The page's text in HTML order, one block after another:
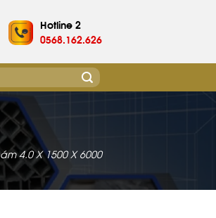
Hotline 2
0568.162.626
4.0 X 1500 X 6000